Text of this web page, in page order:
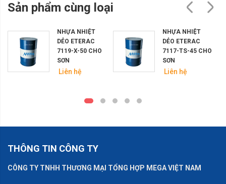
Sản phẩm cùng loại
NHỰA NHIỆT
DẺO ETERAC
7119-X-50 CHO
SƠN
Liên hệ
NHỰA NHIỆT
DẺO ETERAC
7117-TS-45 CHO
SƠN
Liên hệ
THÔNG TIN CÔNG TY
CÔNG TY TNHH THƯƠNG MẠI TỔNG HỢP MEGA VIỆT NAM